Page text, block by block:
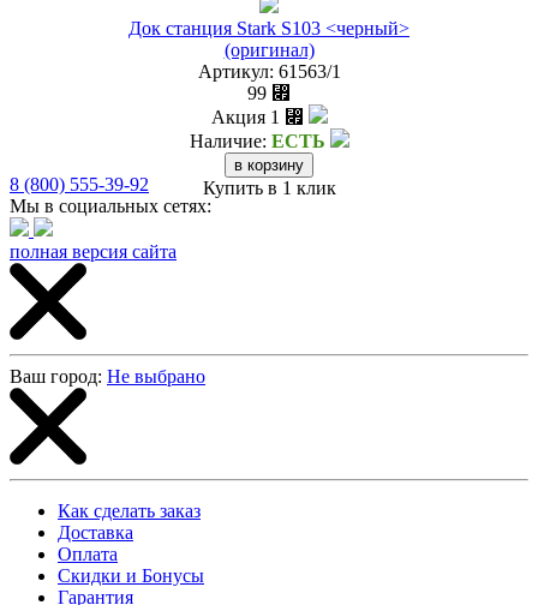
Док станция Stark S103 <черный>
(оригинал)
Артикул: 61563/1
99 ⃏
Акция 1 ⃏
Наличие: ЕСТЬ
Купить в 1 клик
8 (800) 555-39-92
Мы в социальных сетях:
полная версия сайта
Ваш город: Не выбрано
Как сделать заказ
Доставка
Оплата
Скидки и Бонусы
Гарантия